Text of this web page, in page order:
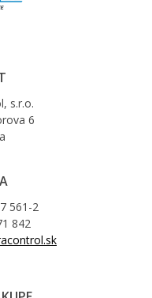
s.r.o.
6
561-2
842